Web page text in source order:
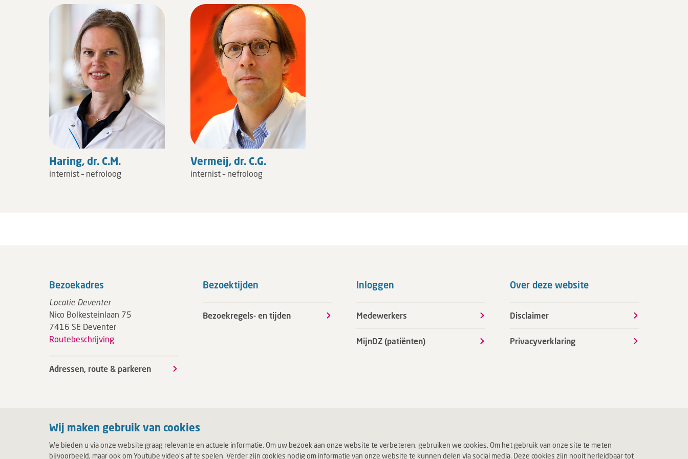
Wij maken gebruik van cookies
We bieden u via onze website graag relevante en actuele informatie. Om uw bezoek aan onze website te verbeteren, gebruiken we cookies. Om het gebruik van onze site te meten
bijvoorbeeld, maar ook om Youtube video's af te spelen. Verder zijn cookies nodig om informatie van onze website te kunnen delen via social media. Deze cookies zijn nooit herleidbaar tot
Haring, dr. C.M.
internist – nefroloog
Vermeij, dr. C.G.
internist – nefroloog
Bezoekadres
Locatie Deventer
Nico Bolkesteinlaan 75
7416 SE Deventer
Routebeschrijving
Adressen, route & parkeren
Bezoektijden
Bezoekregels- en tijden
Inloggen
Medewerkers
MijnDZ (patiënten)
Over deze website
Disclaimer
Privacyverklaring